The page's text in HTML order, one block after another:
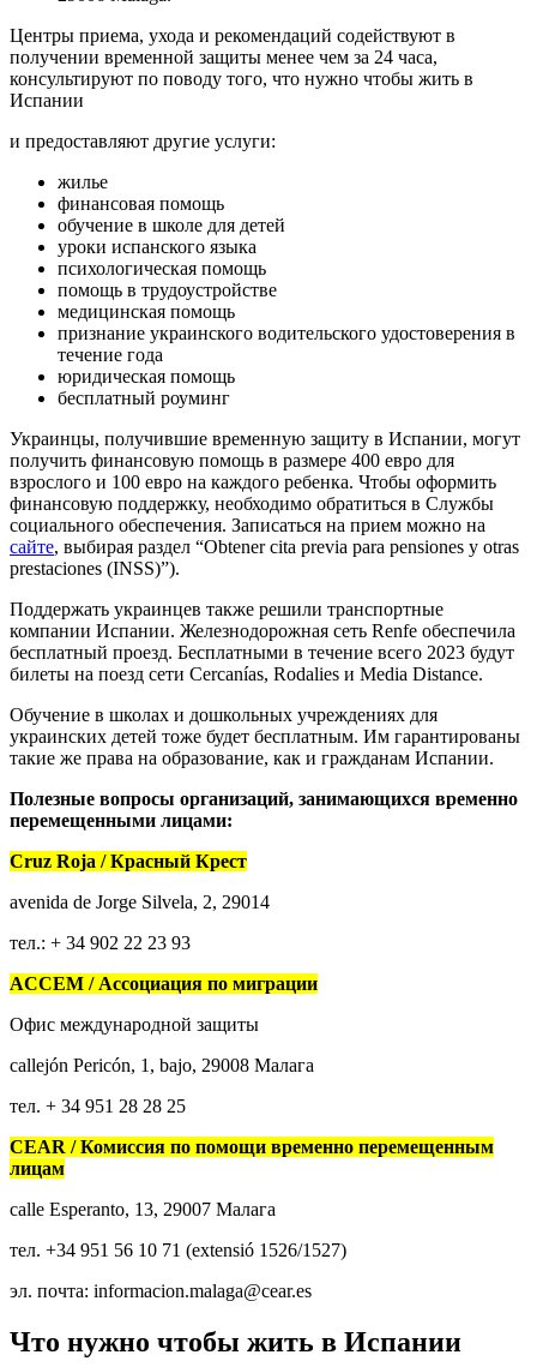
Центры приема, ухода и рекомендаций содействуют в
получении временной защиты менее чем за 24 часа,
консультируют по поводу того, что нужно чтобы жить в
Испании
и предоставляют другие услуги:
жилье
финансовая помощь
обучение в школе для детей
уроки испанского языка
психологическая помощь
помощь в трудоустройстве
медицинская помощь
признание украинского водительского удостоверения в
течение года
юридическая помощь
бесплатный роуминг
Украинцы, получившие временную защиту в Испании, могут
получить финансовую помощь в размере 400 евро для
взрослого и 100 евро на каждого ребенка. Чтобы оформить
финансовую поддержку, необходимо обратиться в Службы
социального обеспечения. Записаться на прием можно на
сайте, выбирая раздел “Obtener cita previa para pensiones y otras
prestaciones (INSS)”).
Поддержать украинцев также решили транспортные
компании Испании. Железнодорожная сеть Renfe обеспечила
бесплатный проезд. Бесплатными в течение всего 2023 будут
билеты на поезд сети Cercanías, Rodalies и Media Distance.
Обучение в школах и дошкольных учреждениях для
украинских детей тоже будет бесплатным. Им гарантированы
такие же права на образование, как и гражданам Испании.
Полезные вопросы организаций, занимающихся временно
перемещенными лицами:
Cruz Roja / Красный Крест
avenida de Jorge Silvela, 2, 29014
тел.: + 34 902 22 23 93
ACCEM / Ассоциация по миграции
Офис международной защиты
callejón Pericón, 1, bajo, 29008 Малага
тел. + 34 951 28 28 25
CEAR / Комиссия по помощи временно перемещенным
лицам
calle Esperanto, 13, 29007 Малага
тел. +34 951 56 10 71 (extensió 1526/1527)
эл. почта: informacion.malaga@cear.es
Что нужно чтобы жить в Испании